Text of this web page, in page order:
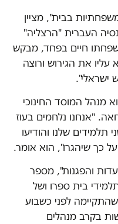
בבית", מציין
בגימנסיה העברית "הרצליה"
חיים בפחד, מבקש
את הגירוש ורוצה
ישראלי".
מנהל המוסד החינוכי
"אנחנו נלחמים בעוז
שלנו והודיעו
כך שיהגרו", הוא אומר.
והפגנות", מספר
בית ספרו ושל
שהתקיימה לפני כשבוע
בקרב מנהלים